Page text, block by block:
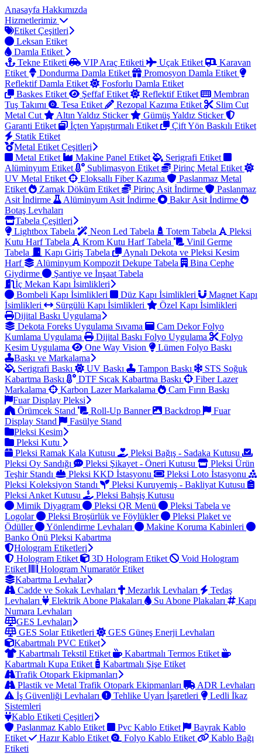
Anasayfa Hakkımızda
Hizmetlerimiz
Etiket Çeşitleri
Leksan Etiket
Damla Etiket
Tekne Etiketi
VIP Araç Etiketi Uçak Etiket
Karavan
Etiket
Dondurma Damla Etiket
Promosyon Damla Etiket
Reflektif Damla Etiket
Fosforlu Damla Etiket
Baskes Etiket
Şeffaf Etiket Reflektif Etiket
Membran
Tuş Takımı
Tesa Etiket Rezopal Kazıma Etiket
Slim Cut
Metal Cut
Altın Yaldız Sticker
Gümüş Yaldız Sticker
Garanti Etiket
İçten Yapıştırmalı Etiket
Çift Yön Baskılı Etiket
Statik Etiket
Metal Etiket Çeşitleri
Metal Etiket
Makine Panel Etiket
Serigrafi Etiket
Alüminyum Etiket
Sublimasyon Etiket
Pirinç Metal Etiket
UV Metal Etiket
Eloksallı Fiber Kazıma
Paslanmaz Metal
Etiket
Zamak Döküm Etiket Pirinç Asit İndirme
Paslanmaz
Asit İndirme
Alüminyum Asit İndirme
Bakır Asit İndirme
Botaş Levhaları
Tabela Çeşitleri
Lightbox Tabela
Neon Led Tabela Totem Tabela
Pleksi
Kutu Harf Tabela
Krom Kutu Harf Tabela
Vinil Germe
Tabela
Kapı Giriş Tabela
Aynalı Dekota ve Pleksi Kesim
Harf
Alüminyum Kompozit Dekupe Tabela
Bina Cephe
Giydirme
Şantiye ve İnşaat Tabela
İç Mekan Kapı İsimlikleri
Bombeli Kapı İsimlikleri
Düz Kapı İsimlikleri
Magnet Kapı
İsimlikleri
Sürgülü Kapı İsimlikleri
Özel Kapı İsimlikleri
Dijital Baskı Uygulama
Dekota Foreks Uygulama Sıvama
Cam Dekor Folyo
Kumlama Uygulama
Dijital Baskı Folyo Uygulama
Folyo
Kesim Uygulama
One Way Vision
Lümen Folyo Baskı
Baskı ve Markalama
Serigrafi Baskı
UV Baskı Tampon Baskı
STS Soğuk
Kabartma Baskı
DTF Sıcak Kabartma Baskı
Fiber Lazer
Markalama
Karbon Lazer Markalama
Cam Fırın Baskı
Fuar Display Pleksi
Örümcek Stand
Roll-Up Banner Backdrop
Fuar
Display Stand
Fasülye Stand
Pleksi Kesim
Pleksi Kutu
Pleksi Ramak Kala Kutusu
Pleksi Bağış - Sadaka Kutusu
Pleksi Oy Sandığı
Pleksi Şikayet - Öneri Kutusu
Pleksi Ürün
Teşhir Standı
Pleksi KKD İstasyonu
Pleksi Loto İstasyonu
Pleksi Koleksiyon Standı
Pleksi Kuruyemiş - Bakliyat Kutusu
Pleksi Anket Kutusu
Pleksi Bahşiş Kutusu
Mimik Diyagram
Pleksi QR Menü
Pleksi Tabela ve
Logolar
Pleksi Broşürlük ve Föylükler
Pleksi Plaket ve
Ödüller
Yönlendirme Levhaları
Makine Koruma Kabinleri
Banko Önü Pleksi Kabartma
Hologram Etiketleri
Hologram Etiket
3D Hologram Etiket
Void Hologram
Etiket
Hologram Numaratör Etiket
Kabartma Levhalar
Cadde ve Sokak Levhaları
Mezarlık Levhaları
Tedaş
Levhaları
Elektrik Abone Plakaları Su Abone Plakaları
Kapı
Numara Levhaları
GES Levhaları
GES Solar Etiketleri
GES Güneş Enerji Levhaları
Kabartmalı PVC Etiket
Kabartmalı Tekstil Etiket
Kabartmalı Termos Etiket
Kabartmalı Kupa Etiket
Kabartmalı Şişe Etiket
Trafik Otopark Ekipmanları
Plastik ve Metal Trafik Otopark Ekipmanları
ADR Levhaları
İş Güvenliği Levhaları
Tehlike Uyarı İşaretleri
Ledli İkaz
Sistemleri
Kablo Etiketi Çeşitleri
Paslanmaz Kablo Etiket
Pvc Kablo Etiket
Bayrak Kablo
Etiket
Hazır Kablo Etiket Folyo Kablo Etiket
Kablo Bağı
Etiketi